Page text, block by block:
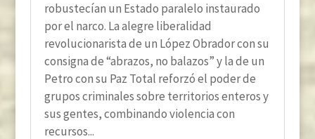
robustecían un Estado paralelo instaurado
por el narco. La alegre liberalidad
revolucionarista de un López Obrador con su
consigna de “abrazos, no balazos” y la de un
Petro con su Paz Total reforzó el poder de
grupos criminales sobre territorios enteros y
sus gentes, combinando violencia con
recursos...